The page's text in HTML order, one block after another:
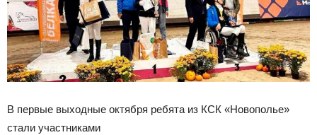
В первые выходные октября ребята из КСК «Новополье»
стали участниками